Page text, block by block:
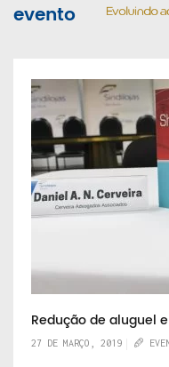
evento
Redução de aluguel
27 DE MARÇO, 2019